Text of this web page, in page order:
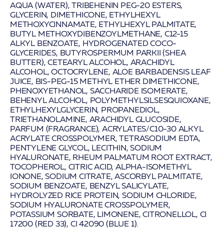
AQUA (WATER), TRIBEHENIN PEG-20 ESTERS,
GLYCERIN, DIMETHICONE, ETHYLHEXYL
METHOXYCINNAMATE, ETHYLHEXYL PALMITATE,
BUTYL METHOXYDIBENZOYLMETHANE, C12-15
ALKYL BENZOATE, HYDROGENATED COCO-
GLYCERIDES, BUTYROSPERMUM PARKII (SHEA
BUTTER), CETEARYL ALCOHOL, ARACHIDYL
ALCOHOL, OCTOCRYLENE, ALOE BARBADENSIS LEAF
JUICE, BIS-PEG-15 METHYL ETHER DIMETHICONE,
PHENOXYETHANOL, SACCHARIDE ISOMERATE,
BEHENYL ALCOHOL, POLYMETHYLSILSESQUIOXANE,
ETHYLHEXYLGLYCERIN, PROPANEDIOL,
TRIETHANOLAMINE, ARACHIDYL GLUCOSIDE,
PARFUM (FRAGRANCE), ACRYLATES/C10-30 ALKYL
ACRYLATE CROSSPOLYMER, TETRASODIUM EDTA,
PENTYLENE GLYCOL, LECITHIN, SODIUM
HYALURONATE, RHEUM PALMATUM ROOT EXTRACT,
TOCOPHEROL, CITRIC ACID, ALPHA-ISOMETHYL
IONONE, SODIUM CITRATE, ASCORBYL PALMITATE,
SODIUM BENZOATE, BENZYL SALICYLATE,
HYDROLYZED RICE PROTEIN, SODIUM CHLORIDE,
SODIUM HYALURONATE CROSSPOLYMER,
POTASSIUM SORBATE, LIMONENE, CITRONELLOL, CI
17200 (RED 33), CI 42090 (BLUE 1).